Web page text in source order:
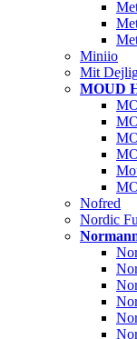
Miniio
Mit
MOUD
Nofred
Nordic